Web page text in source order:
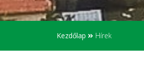
Kezdőlap Hírek